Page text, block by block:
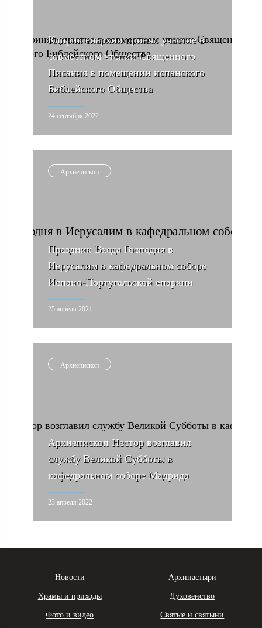
Клирик епархии принял участие в
совместном чтении Священного
Писания в помещении испанского
Библейского Общества
24 сентября 2022
Архиепископ
Праздник Входа Господня в
Иерусалим в кафедральном соборе
Испано-Португальской епархии
25 апреля 2021
Архиепископ
Архиепископ Нестор возглавил
службу Великой Субботы в
кафедральном соборе Мадрида
23 апреля 2022
Новости Архипастыри
Храмы и приходы Духовенство
Фото и видео Святые и святыни